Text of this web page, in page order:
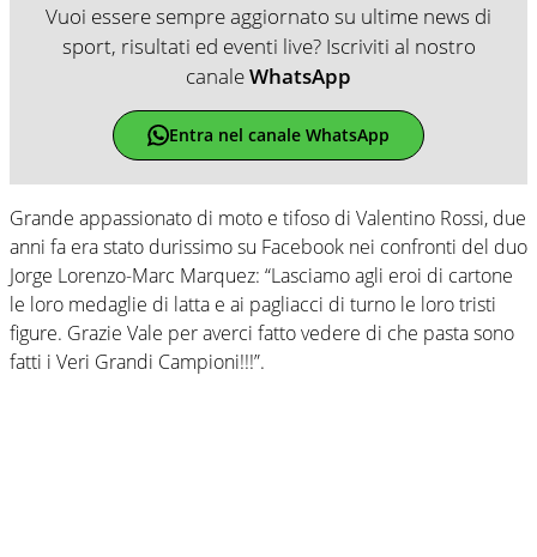
Vuoi essere sempre aggiornato su ultime news di
sport, risultati ed eventi live? Iscriviti al nostro
canaleWhatsApp
Entra nel canale WhatsApp
Grande appassionato di moto e tifoso di Valentino Rossi, due
anni fa era stato durissimo su Facebook nei confronti del duo
Jorge Lorenzo-Marc Marquez: “Lasciamo agli eroi di cartone
le loro medaglie di latta e ai pagliacci di turno le loro tristi
figure. Grazie Vale per averci fatto vedere di che pasta sono
fatti i Veri Grandi Campioni!!!”.